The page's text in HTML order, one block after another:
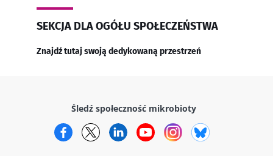
SEKCJA DLA OGÓŁU SPOŁECZEŃSTWA
Znajdź tutaj swoją dedykowaną przestrzeń
Śledź społeczność mikrobioty
FacebookTwitterLinkedInYouTubeInstagram